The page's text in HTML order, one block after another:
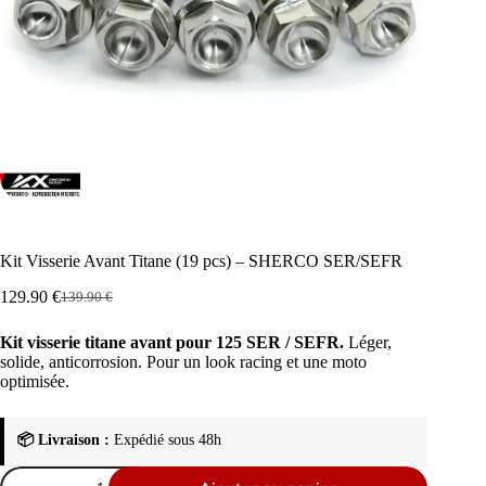
Kit Visserie Avant Titane (19 pcs) – SHERCO SER/SEFR
139.90€
Le
initial
était :
139.90 €.
129.90 €Le
actuel
est :
129.90 €.
Kit visserie titane avant pour 125 SER / SEFR. Léger,
solide, anticorrosion. Pour un look racing et une moto
optimisée.
📦 Livraison : Expédié sous 48h
quantité